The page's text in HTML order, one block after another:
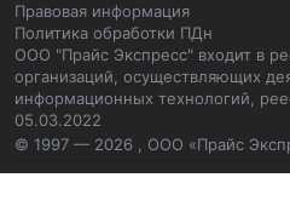
Правовая информация
Политика обработки ПДн
ООО "Прайс Экспресс" входит в
организаций, осуществляющих
информационных технологий,
05.03.2022
© 1997 — 2026 , ООО «Прайс